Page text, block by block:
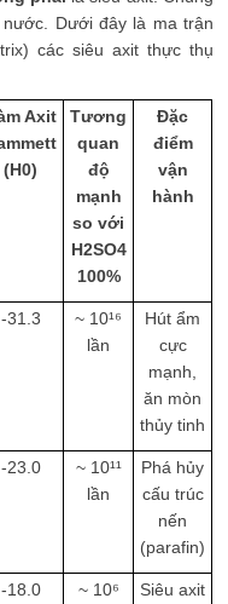
Dưới đây là ma trận
các siêu axit thực thụ
Axit
(H0)
Tương
quan
độ
mạnh
so với
H2SO4
100%
Đặc
điểm
vận
hành
-31.3
~ 10¹⁶
lần
Hút ẩm
cực
mạnh,
ăn mòn
thủy tinh
-23.0
~ 10¹¹
lần
Phá hủy
cấu trúc
nến
(parafin)
-18.0
~ 10⁶
Siêu axit